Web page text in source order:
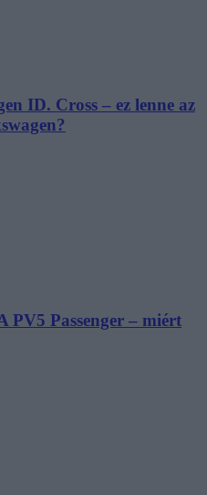
ID. Cross – ez lenne az
PV5 Passenger – miért